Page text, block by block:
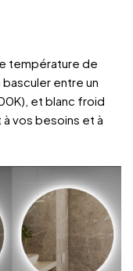
température de
entre un
et blanc froid
vos besoins et à